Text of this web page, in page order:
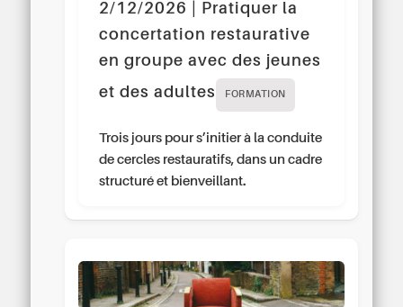
2/12/2026 | Pratiquer la
concertation restaurative
en groupe avec des jeunes
et des adultes
FORMATION
Trois jours pour s’initier à la conduite
de cercles restauratifs, dans un cadre
structuré et bienveillant.